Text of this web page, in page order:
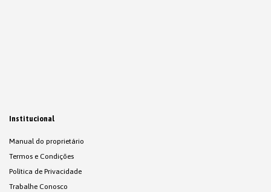
Institucional
Manual do proprietário
Termos e Condições
Política de Privacidade
Trabalhe Conosco